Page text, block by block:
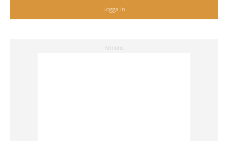
Logga in